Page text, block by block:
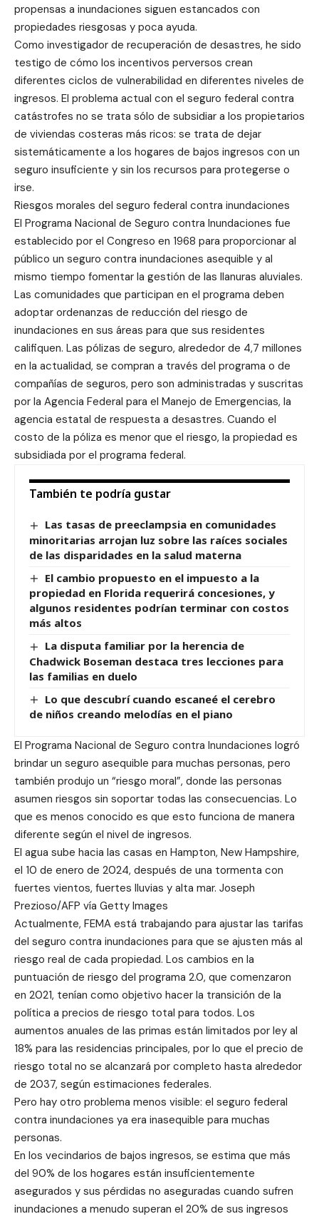
propensas a inundaciones siguen estancados con
propiedades riesgosas y poca ayuda.
Como investigador de recuperación de desastres, he sido
testigo de cómo los incentivos perversos crean
diferentes ciclos de vulnerabilidad en diferentes niveles de
ingresos. El problema actual con el seguro federal contra
catástrofes no se trata sólo de subsidiar a los propietarios
de viviendas costeras más ricos: se trata de dejar
sistemáticamente a los hogares de bajos ingresos con un
seguro insuficiente y sin los recursos para protegerse o
irse.
Riesgos morales del seguro federal contra inundaciones
El Programa Nacional de Seguro contra Inundaciones fue
establecido por el Congreso en 1968 para proporcionar al
público un seguro contra inundaciones asequible y al
mismo tiempo fomentar la gestión de las llanuras aluviales.
Las comunidades que participan en el programa deben
adoptar ordenanzas de reducción del riesgo de
inundaciones en sus áreas para que sus residentes
califiquen. Las pólizas de seguro, alrededor de 4,7 millones
en la actualidad, se compran a través del programa o de
compañías de seguros, pero son administradas y suscritas
por la Agencia Federal para el Manejo de Emergencias, la
agencia estatal de respuesta a desastres. Cuando el
costo de la póliza es menor que el riesgo, la propiedad es
subsidiada por el programa federal.
También te podría gustar
Las tasas de preeclampsia en comunidades
minoritarias arrojan luz sobre las raíces sociales
de las disparidades en la salud materna
El cambio propuesto en el impuesto a la
propiedad en Florida requerirá concesiones, y
algunos residentes podrían terminar con costos
más altos
La disputa familiar por la herencia de
Chadwick Boseman destaca tres lecciones para
las familias en duelo
Lo que descubrí cuando escaneé el cerebro
de niños creando melodías en el piano
El Programa Nacional de Seguro contra Inundaciones logró
brindar un seguro asequible para muchas personas, pero
también produjo un “riesgo moral”, donde las personas
asumen riesgos sin soportar todas las consecuencias. Lo
que es menos conocido es que esto funciona de manera
diferente según el nivel de ingresos.
El agua sube hacia las casas en Hampton, New Hampshire,
el 10 de enero de 2024, después de una tormenta con
fuertes vientos, fuertes lluvias y alta mar. Joseph
Prezioso/AFP vía Getty Images
Actualmente, FEMA está trabajando para ajustar las tarifas
del seguro contra inundaciones para que se ajusten más al
riesgo real de cada propiedad. Los cambios en la
puntuación de riesgo del programa 2.0, que comenzaron
en 2021, tenían como objetivo hacer la transición de la
política a precios de riesgo total para todos. Los
aumentos anuales de las primas están limitados por ley al
18% para las residencias principales, por lo que el precio de
riesgo total no se alcanzará por completo hasta alrededor
de 2037, según estimaciones federales.
Pero hay otro problema menos visible: el seguro federal
contra inundaciones ya era inasequible para muchas
personas.
En los vecindarios de bajos ingresos, se estima que más
del 90% de los hogares están insuficientemente
asegurados y sus pérdidas no aseguradas cuando sufren
inundaciones a menudo superan el 20% de sus ingresos